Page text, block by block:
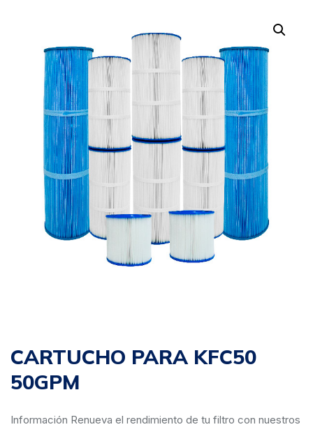
CARTUCHO PARA KFC50
50GPM
Información Renueva el rendimiento de tu filtro con nuestros